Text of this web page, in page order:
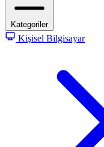
Kategoriler
Kişisel Bilgisayar